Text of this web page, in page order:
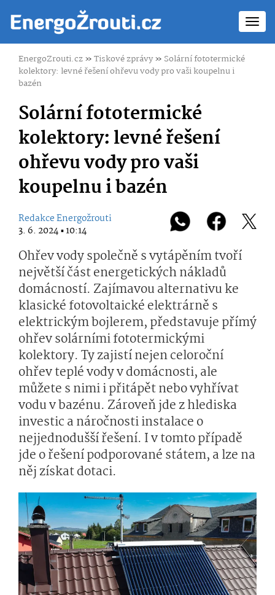
EnergoZrouti.cz»Tiskové zprávy» Solární fototermické
kolektory: levné řešení ohřevu vody pro vaši koupelnu i
bazén
Solární fototermické
kolektory: levné řešení
ohřevu vody pro vaši
koupelnu i bazén
Redakce Energožrouti
3. 6. 2024 ▪ 10:14
Ohřev vody společně s vytápěním tvoří
největší část energetických nákladů
domácností. Zajímavou alternativu ke
klasické fotovoltaické elektrárně s
elektrickým bojlerem, představuje přímý
ohřev solárními fototermickými
kolektory. Ty zajistí nejen celoroční
ohřev teplé vody v domácnosti, ale
můžete s nimi i přitápět nebo vyhřívat
vodu v bazénu. Zároveň jde z hlediska
investic a náročnosti instalace o
nejjednodušší řešení. I v tomto případě
jde o řešení podporované státem, a lze na
něj získat dotaci.